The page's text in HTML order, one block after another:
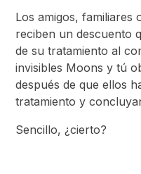
Los amigos, familiares
reciben un descuento
de su tratamiento al
invisibles Moons y tú
después de que ellos
tratamiento y
Sencillo, ¿cierto?